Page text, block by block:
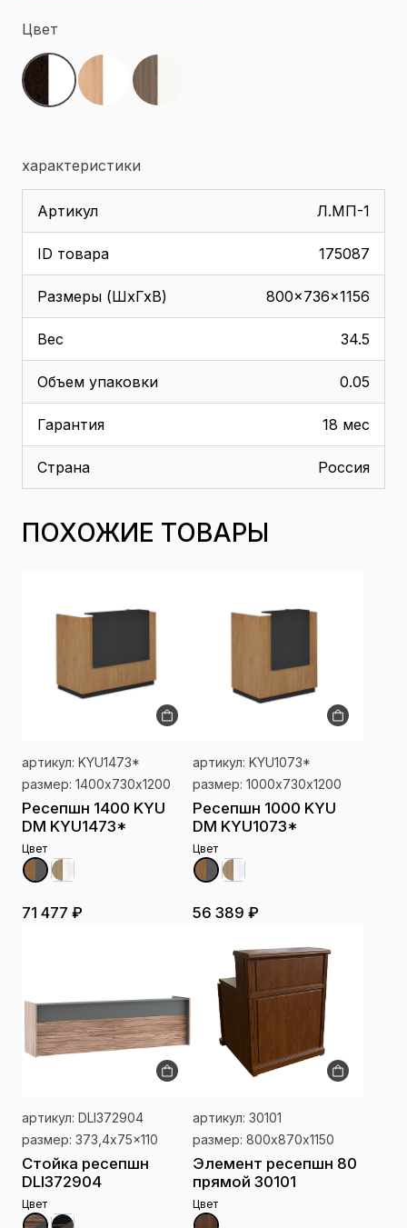
Цвет
характеристики
Артикул Л.МП-1
ID товара 175087
Размеры (ШхГхВ) 800x736x1156
Вес 34.5
Объем упаковки 0.05
Гарантия 18 мес
Страна Россия
ПОХОЖИЕ ТОВАРЫ
артикул: KYU1473*
размер: 1400х730х1200
Ресепшн 1400 KYU
DM KYU1473*
Цвет
71 477 ₽
артикул: KYU1073*
размер: 1000х730х1200
Ресепшн 1000 KYU
DM KYU1073*
Цвет
56 389 ₽
артикул: DLI372904
размер: 373,4x75x110
Стойка ресепшн
DLI372904
Цвет
артикул: 30101
размер: 800х870х1150
Элемент ресепшн 80
прямой 30101
Цвет